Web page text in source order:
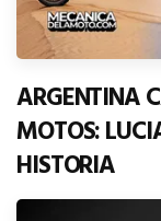
ARGENTINA
MOTOS:
HISTORIA